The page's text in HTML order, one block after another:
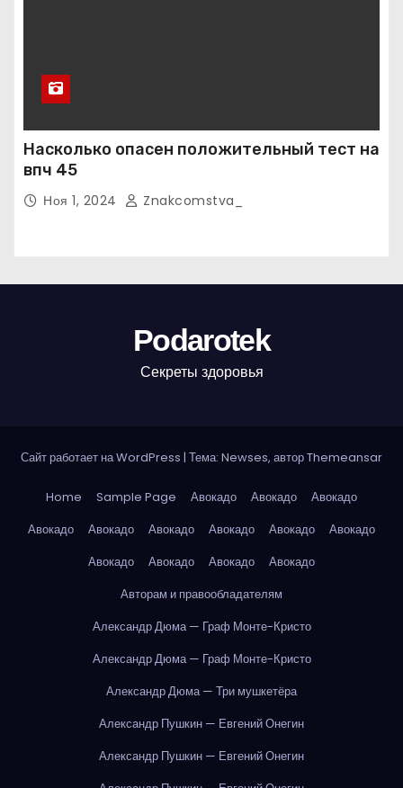
Насколько опасен положительный тест на
впч 45
Ноя 1, 2024 Znakcomstva_
Podarotek
Секреты здоровья
Сайт работает на WordPress | Тема: Newses, авторThemeansar
Home Sample Page Авокадо Авокадо
Авокадо
Авокадо
Авокадо Авокадо Авокадо Авокадо
Авокадо
Авокадо
Авокадо Авокадо
Авокадо
Авторам и правообладателям
Александр Дюма — Граф Монте-Кристо
Александр Дюма — Граф Монте-Кристо
Александр Дюма — Три мушкетёра
Александр Пушкин — Евгений Онегин
Александр Пушкин — Евгений Онегин